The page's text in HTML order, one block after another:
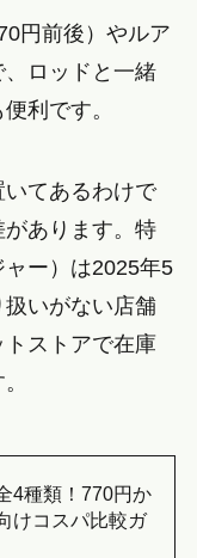
円前後）やルア
ロッドと一緒
利です。
てあるわけで
あります。特
ー）は2025年5
扱いがない店舗
ストアで在庫
4種類！770円か
けコスパ比較ガ